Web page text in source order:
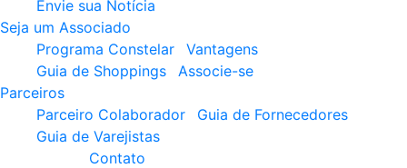
Envie sua Notícia
Seja um Associado
Programa Constelar
Vantagens
Guia de Shoppings
Associe-se
Parceiros
Parceiro Colaborador
Guia de Fornecedores
Guia de Varejistas
Contato